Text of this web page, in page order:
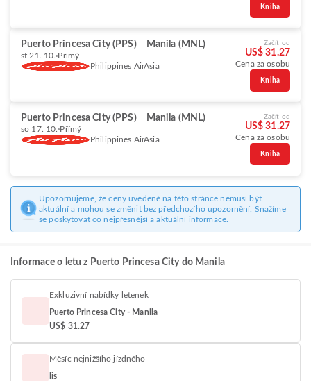
Kniha
Puerto Princesa City (PPS) Manila (MNL)
st 21. 10. Přímý
Philippines AirAsia
Začít od
US$ 31.27
Cena za osobu
Kniha
Puerto Princesa City (PPS) Manila (MNL)
so 17. 10. Přímý
Philippines AirAsia
Začít od
US$ 31.27
Cena za osobu
Kniha
Upozorňujeme, že ceny uvedené na této stránce nemusí být
aktuální a mohou se změnit bez předchozího upozornění. Snažíme
se poskytovat co nejpřesnější a aktuální informace.
Informace o letu z Puerto Princesa City do Manila
Exkluzivní nabídky letenek
Puerto Princesa City - Manila
US$ 31.27
Měsíc nejnižšího jízdného
lis